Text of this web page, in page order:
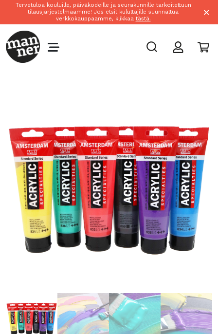
Tervetuloa kouluille, päiväkodeille ja seurakunnille tarkoitettuun
tilausjärjestelmäämme! Jos etsit kuluttajille suunnattua
verkkokauppaamme, klikkaa tästä. ×